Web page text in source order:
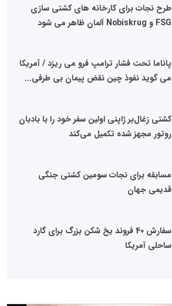
طرح نجات برای کارخانه های کشتی سازی
FSG و Nobiskrug آلمان ظاهر می شود
پاناما تحت فشار ترامپ فرو می ریزد / آمریکا
می گوید نفوذ چین نقض پیمان بی طرفی...
کشتی زغال‌بر ژاپنی اولین سفر خود را با بادبان
روتور مجهز شده تکمیل می‌کند
مسابقه برای نجات سومین کشتی جنگی
قدیمی جهان
سفارش 40 فروند یخ شکن بزرگ برای گارد
ساحلی آمریکا